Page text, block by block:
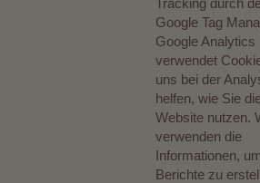
Google Tag
Google Analytics
verwendet
uns bei der
helfen, wie Sie
Website nutzen.
verwenden die
Informationen,
Berichte zu